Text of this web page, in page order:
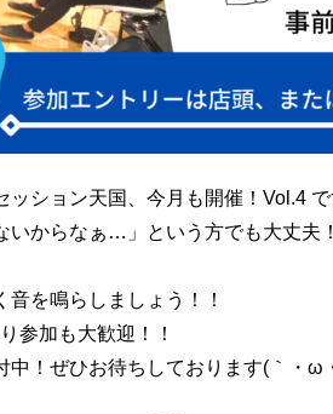
ション天国、今月も開催！Vol.4 で
いからなぁ…」という方でも大丈夫！
を鳴らしましょう！！
参加も大歓迎！！
中！ぜひお待ちしております(｀・ω